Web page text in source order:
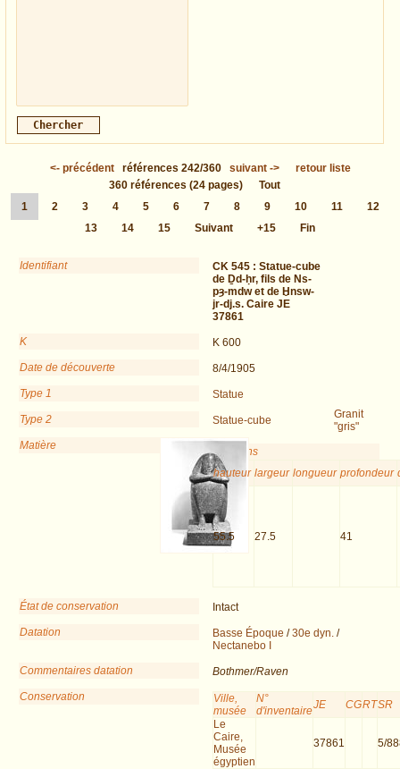
<- précédent références 242/360 suivant->
retour liste
360 références (24 pages)
Tout
1
2 3 4 5 6 7 8 9 10 11
12
13
14 15 Suivant +15 Fin
Identifiant CK 545 : Statue-cube
de Ḏd-ḥr, fils de Ns-
pȝ-mdw et de Ḫnsw-
jr-dj.s. Caire JE
37861
K
K 600
Date de découverte
8/4/1905
Type 1
Statue
Type 2
Statue-cube
Matière
Granit
"gris"
Dimensions
hauteur largeur longueur profondeur
55.5 27.5 41
État de conservation
Intact
Datation
Basse Époque /30e dyn. /
Nectanebo I
Commentaires datation
Bothmer/Raven
Conservation
Ville,
musée
N°
d'inventaireJE CGRTSR
Le
Caire,
Musée
égyptien
37861 5/